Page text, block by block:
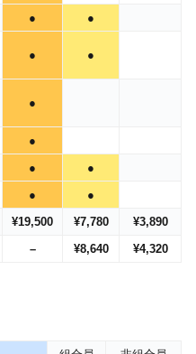
●
●
● ●
●
●
●
●
● ●
¥19,500 ¥7,780
¥3,890
– ¥8,640 ¥4,320